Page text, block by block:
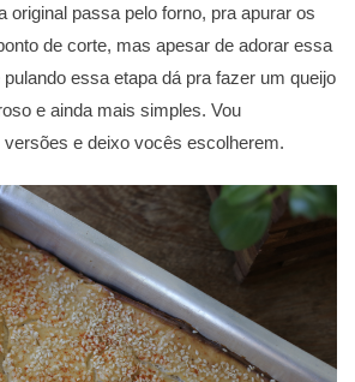
original passa pelo forno, pra apurar os
de corte, mas apesar de adorar essa
essa etapa dá pra fazer um queijo
e ainda mais simples. Vou
e deixo vocês escolherem.